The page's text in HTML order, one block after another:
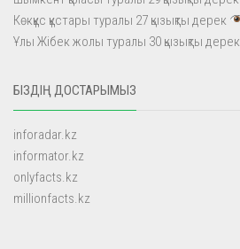
Көкқұс құстары туралы 27 қызықты дерек
Ұлы Жібек жолы туралы 30 қызықты дерек
БІЗДІҢ ДОСТАРЫМЫЗ
inforadar.kz
informator.kz
onlyfacts.kz
millionfacts.kz